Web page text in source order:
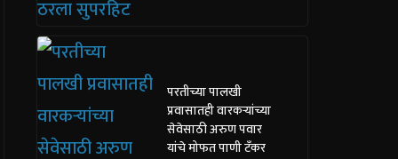
परतीच्या पालखी
प्रवासातही वारकऱ्यांच्या
सेवेसाठी अरुण पवार
यांचे मोफत पाणी टँकर